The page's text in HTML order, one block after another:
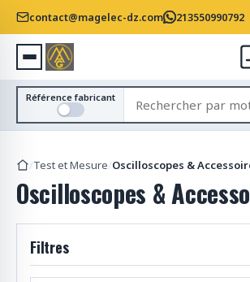
contact@magelec-dz.com 213550990792
Référence fabricant
c
e
r
c
h
/Test et Mesure/Oscilloscopes &
Oscilloscopes &
Filtres